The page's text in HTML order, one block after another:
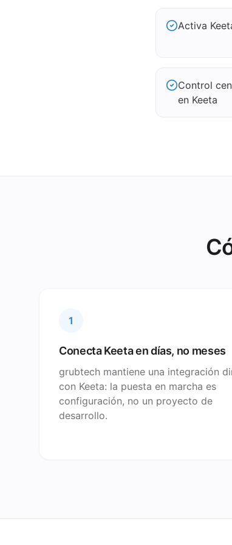
Activa
Control
en Keeta
1
Conecta Keeta en días, no meses
grubtech mantiene una integración
con Keeta: la puesta en marcha es
configuración, no un proyecto de
desarrollo.